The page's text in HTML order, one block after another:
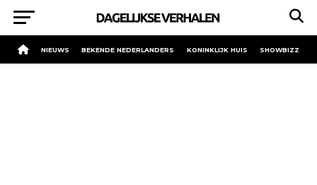
NIEUWS BEKENDE NEDERLANDERS KONINKLIJK HUIS SHOWBIZZ